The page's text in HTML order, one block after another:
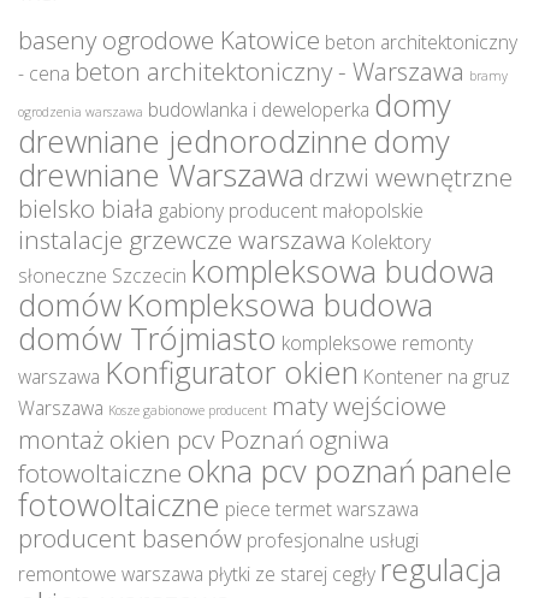
baseny ogrodowe Katowice beton architektoniczny
- cena beton architektoniczny - Warszawa bramy
ogrodzenia warszawa budowlanka i deweloperka domy
drewniane jednorodzinne domy
drewniane Warszawa drzwi wewnętrzne
bielsko biała gabiony producent małopolskie
instalacje grzewcze warszawa Kolektory
słoneczne Szczecin kompleksowa budowa
domówKompleksowa budowa
domów Trójmiasto kompleksowe remonty
warszawa Konfigurator okien Kontener na gruz
Warszawa Kosze gabionowe producent maty wejściowe
montaż okien pcv Poznań ogniwa
fotowoltaiczne okna pcv poznań panele
fotowoltaiczne piece termet warszawa
producent basenów profesjonalne usługi
remontowe warszawa płytki ze starej cegły regulacja